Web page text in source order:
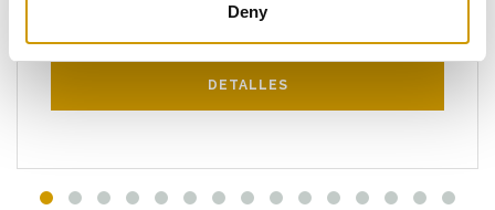
Deny
Saccharomyces cerevisiae Cepa de …
DETALLES